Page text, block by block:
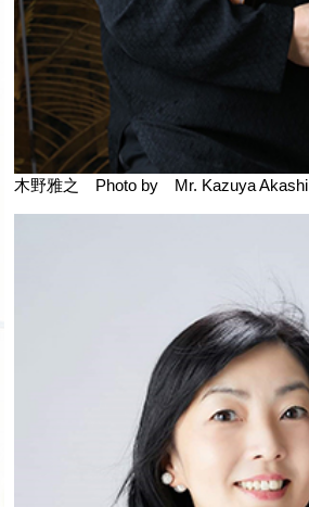
木野雅之 Photo by Mr. Kazuya Akashi